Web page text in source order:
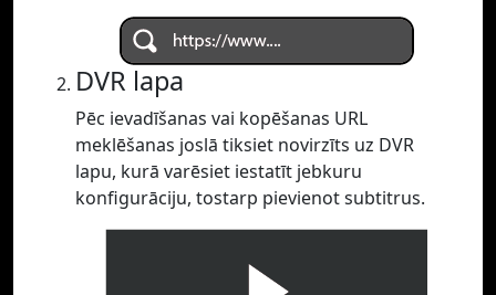
DVR lapa
Pēc ievadīšanas vai kopēšanas URL
meklēšanas joslā tiksiet novirzīts uz DVR
lapu, kurā varēsiet iestatīt jebkuru
konfigurāciju, tostarp pievienot subtitrus.